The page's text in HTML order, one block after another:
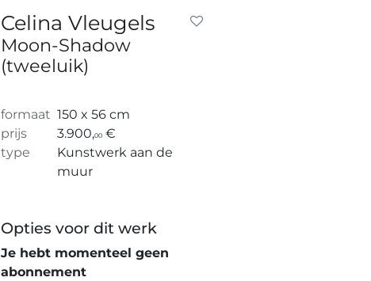
Celina Vleugels
Moon-Shadow
(tweeluik)
formaat 150 x 56 cm
prijs
3.900,00 €
type
Kunstwerk aan de
muur
Opties voor dit werk
Je hebt momenteel geen
abonnement